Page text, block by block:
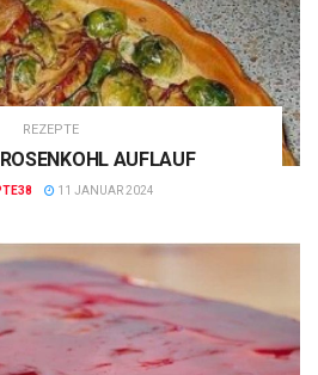
REZEPTE
AUFLAUF
11 JANUAR 2024